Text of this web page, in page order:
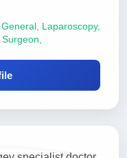
Laparoscopy,